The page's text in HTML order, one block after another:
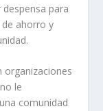
para
ahorro y
organizaciones
le
comunidad